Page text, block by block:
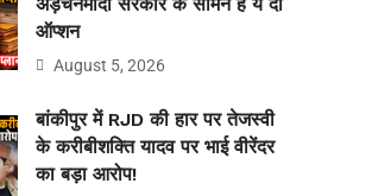
ऑप्शन
August 5, 2026
बांकीपुर में RJD की हार पर तेजस्वी
के करीबीशक्ति यादव पर भाई वीरेंदर
का बड़ा आरोप!